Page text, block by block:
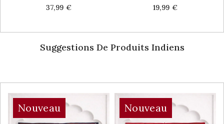
Price
37,99 €
Price
19,99 €
Suggestions De Produits Indiens
Nouveau Nouveau